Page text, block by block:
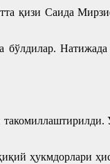
қизи Саида
бўлдилар.
ҳукмдорлари